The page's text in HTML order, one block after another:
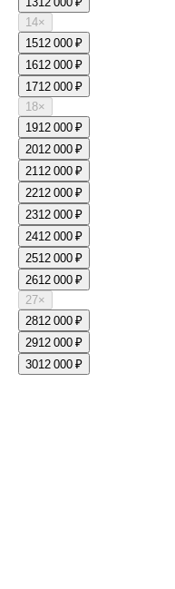
14×
1512 000 ₽
1612 000 ₽
1712 000 ₽
18×
1912 000 ₽
2012 000 ₽
2112 000 ₽
2212 000 ₽
2312 000 ₽
2412 000 ₽
2512 000 ₽
2612 000 ₽
27×
2812 000 ₽
2912 000 ₽
3012 000 ₽